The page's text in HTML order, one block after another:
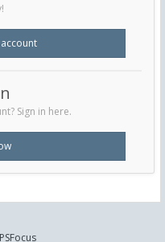
Sign in here.